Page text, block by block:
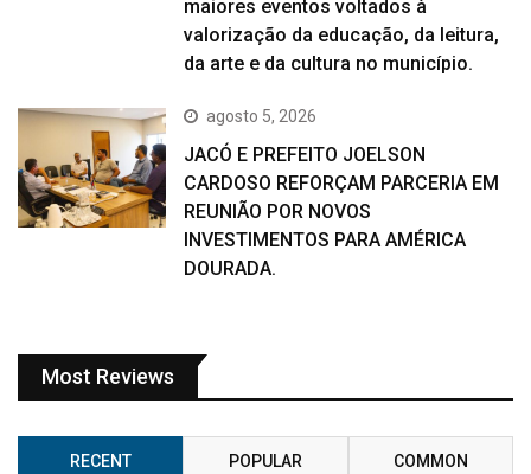
maiores eventos voltados à
valorização da educação, da leitura,
da arte e da cultura no município.
agosto 5, 2026
JACÓ E PREFEITO JOELSON
CARDOSO REFORÇAM PARCERIA EM
REUNIÃO POR NOVOS
INVESTIMENTOS PARA AMÉRICA
DOURADA.
Most Reviews
RECENT POPULAR COMMON